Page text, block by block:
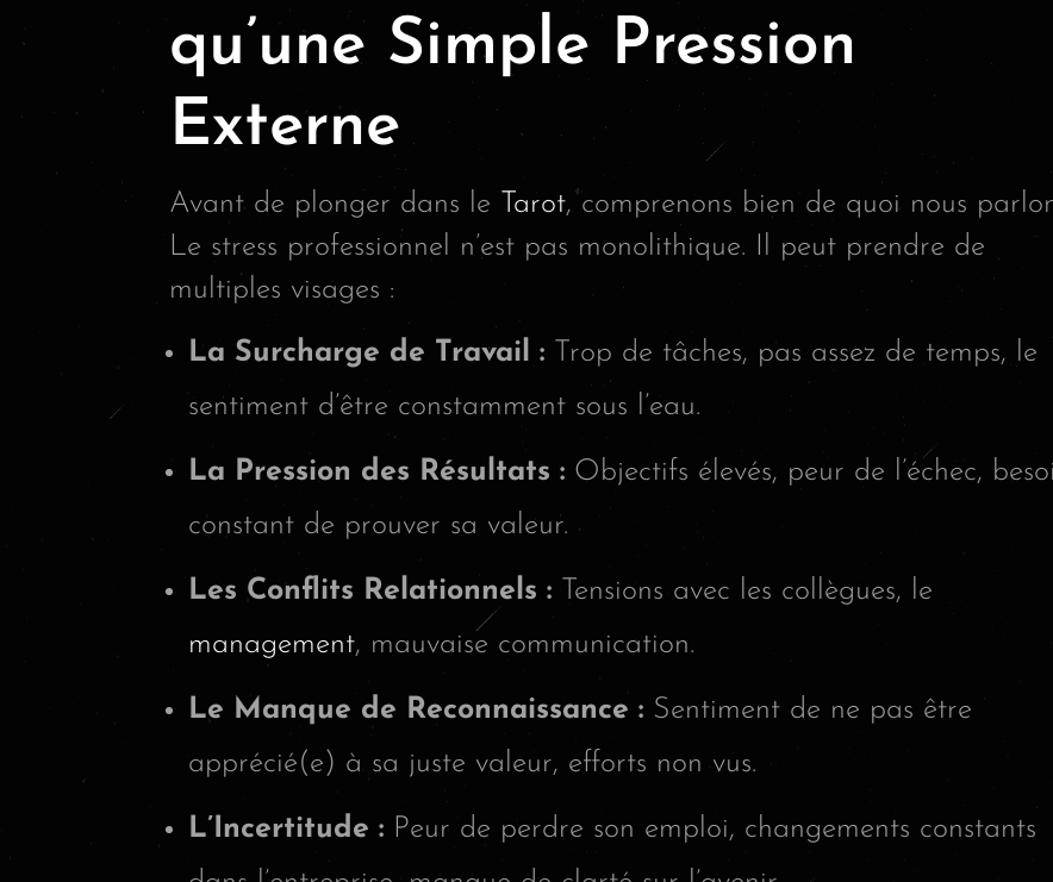
qu’une Simple Pression
Externe
Avant de plonger dans le Tarot, comprenons bien de quoi nous
Le stress professionnel n’est pas monolithique. Il peut prendre de
multiples visages :
La Surcharge de Travail : Trop de tâches, pas assez de temps, le
sentiment d’être constamment sous l’eau.
La Pression des Résultats : Objectifs élevés, peur de l’échec,
constant de prouver sa valeur.
Les Conflits Relationnels : Tensions avec les collègues, le
management, mauvaise communication.
Le Manque de Reconnaissance : Sentiment de ne pas être
apprécié(e) à sa juste valeur, efforts non vus.
L’Incertitude : Peur de perdre son emploi, changements constants